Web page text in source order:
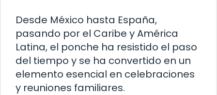
Desde México hasta España,
pasando por el Caribe y América
Latina, el ponche ha resistido el paso
del tiempo y se ha convertido en un
elemento esencial en celebraciones
y reuniones familiares.